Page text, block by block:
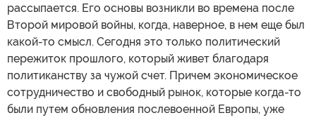
рассыпается. Его основы возникли во времена после
Второй мировой войны, когда, наверное, в нем еще был
какой-то смысл. Сегодня это только политический
пережиток прошлого, который живет благодаря
политиканству за чужой счет. Причем экономическое
сотрудничество и свободный рынок, которые когда-то
были путем обновления послевоенной Европы, уже